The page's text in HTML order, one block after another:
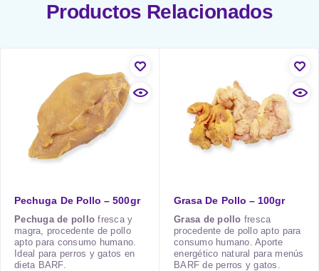
Productos Relacionados
Pechuga De Pollo – 500gr
Pechuga de pollo fresca y
magra, procedente de pollo
apto para consumo humano.
Ideal para perros y gatos en
dieta BARF.
Grasa De Pollo – 100gr
Grasa de pollo fresca
procedente de pollo apto para
consumo humano. Aporte
energético natural para menús
BARF de perros y gatos.